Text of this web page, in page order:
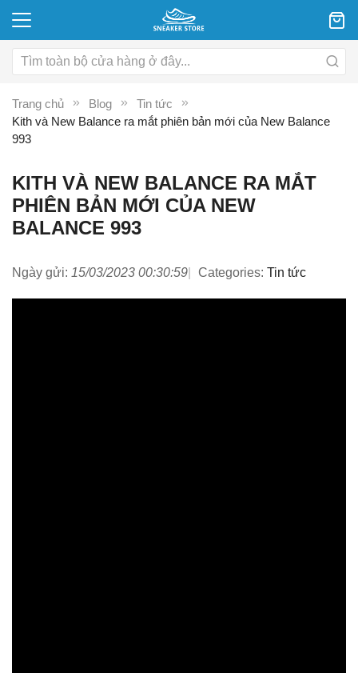
Trang chủ Blog
Tin tức
Kith và New Balance ra mắt phiên bản mới của New Balance
993
KITH VÀ NEW BALANCE RA MẮT
PHIÊN BẢN MỚI CỦA NEW
BALANCE 993
Ngày gửi: 15/03/2023 00:30:59 Categories: Tin tức